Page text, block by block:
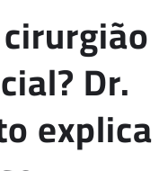
Dr.
explica